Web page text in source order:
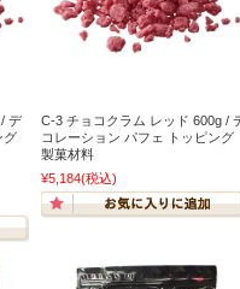
デ
グ
C-3 チョコクラム レッド 600g /
コレーション パフェ トッピング
製菓材料
¥5,184(税込)